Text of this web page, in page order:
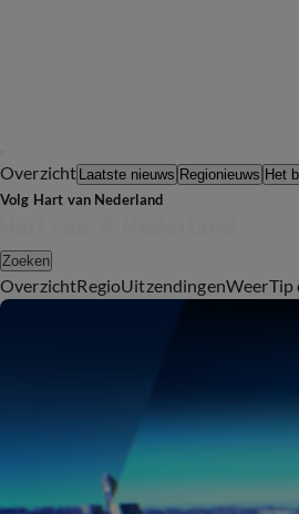
Overzicht Laatste nieuws Regionieuws Het
Volg Hart van Nederland
Zoeken
OverzichtRegioUitzendingenWeerTip